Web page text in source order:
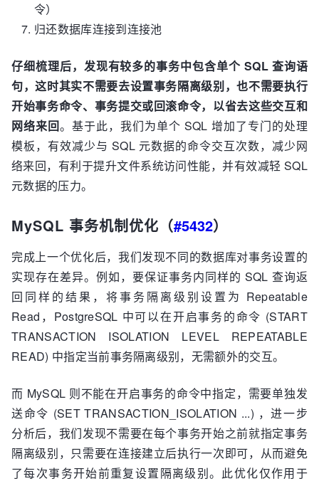
令）
归还数据库连接到连接池
仔细梳理后，发现有较多的事务中包含单个 SQL 查询语
句，这时其实不需要去设置事务隔离级别，也不需要执行
开始事务命令、事务提交或回滚命令，以省去这些交互和
网络来回。基于此，我们为单个 SQL 增加了专门的处理
模板，有效减少与 SQL 元数据的命令交互次数，减少网
络来回，有利于提升文件系统访问性能，并有效减轻 SQL
元数据的压力。
MySQL 事务机制优化（#5432）
完成上一个优化后，我们发现不同的数据库对事务设置的
实现存在差异。例如，要保证事务内同样的 SQL 查询返
回同样的结果，将事务隔离级别设置为 Repeatable
Read，PostgreSQL 中可以在开启事务的命令 (START
TRANSACTION ISOLATION LEVEL REPEATABLE
READ) 中指定当前事务隔离级别，无需额外的交互。
而 MySQL 则不能在开启事务的命令中指定，需要单独发
送命令 (SET TRANSACTION_ISOLATION ...) ，进一步
分析后，我们发现不需要在每个事务开始之前就指定事务
隔离级别，只需要在连接建立后执行一次即可，从而避免
了每次事务开始前重复设置隔离级别。此优化仅作用于